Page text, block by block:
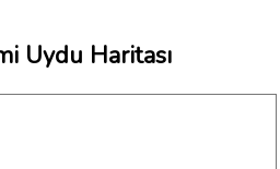
Uydu Haritası